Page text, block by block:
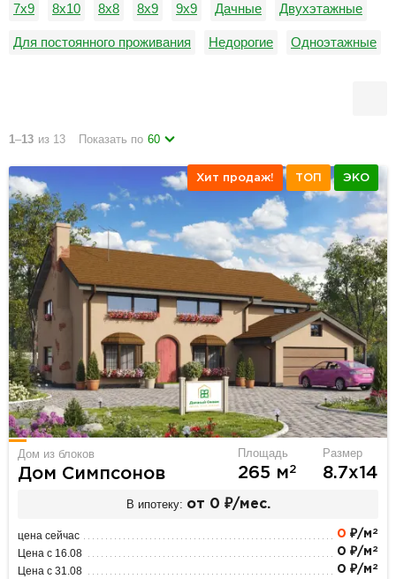
7х9 8х10 8х8 8х9 9х9 Дачные Двухэтажные
Для постоянного проживания Недорогие Одноэтажные
1–13 из 13 Показать по 60
Хит продаж! ТОП ЭКО
Дом из блоков
Дом Симпсонов
Площадь
265 м2
Размер
8.7х14
В ипотеку: от 0 ₽/мес.
цена сейчас 0 ₽/м 2
Цена с 16.08 0 ₽/м 2
Цена с 31.08 0 ₽/м 2